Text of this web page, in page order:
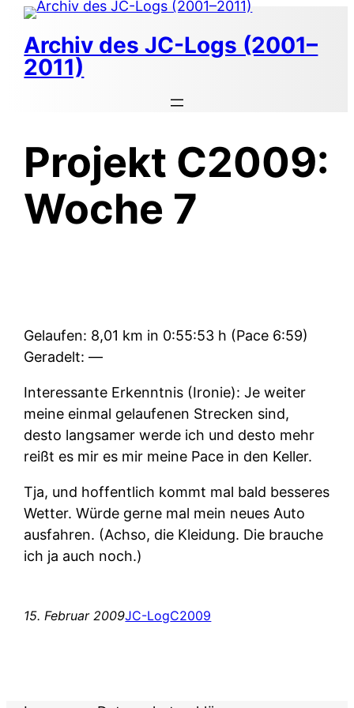
Zum
Inhalt
springen
Archiv des JC-Logs (2001–
2011)
Projekt C2009:
Woche 7
Gelaufen: 8,01 km in 0:55:53 h (Pace 6:59)
Geradelt: —
Interessante Erkenntnis (Ironie): Je weiter
meine einmal gelaufenen Strecken sind,
desto langsamer werde ich und desto mehr
reißt es mir es mir meine Pace in den Keller.
Tja, und hoffentlich kommt mal bald besseres
Wetter. Würde gerne mal mein neues Auto
ausfahren. (Achso, die Kleidung. Die brauche
ich ja auch noch.)
15. Februar 2009JC-LogC2009